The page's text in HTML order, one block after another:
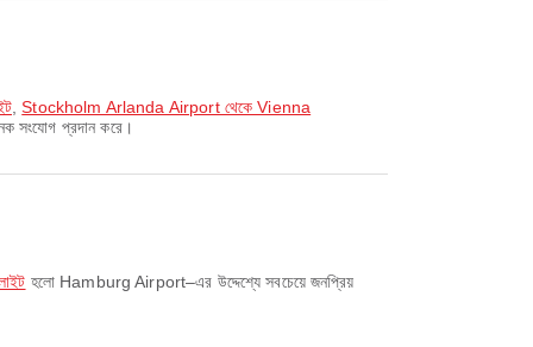
,Stockholm Arlanda Airport থেকে Vienna
সংযোগ প্রদান করে।
হলো Hamburg Airport–এর উদ্দেশ্যে সবচেয়ে জনপ্রিয়